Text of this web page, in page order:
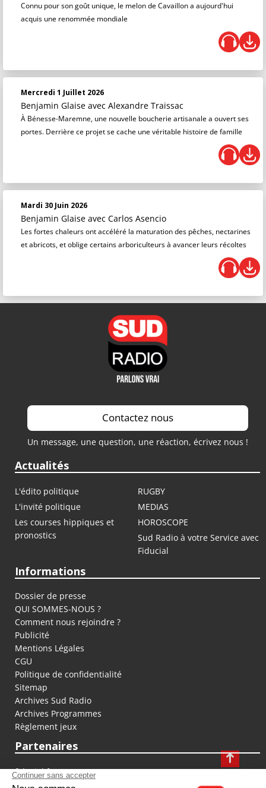
Connu pour son goût unique, le melon de Cavaillon a aujourd'hui
acquis une renommée mondiale
Mercredi 1 Juillet 2026
Benjamin Glaise avec Alexandre Traissac
À Bénesse-Maremne, une nouvelle boucherie artisanale a ouvert ses
portes. Derrière ce projet se cache une véritable histoire de famille
Mardi 30 Juin 2026
Benjamin Glaise avec Carlos Asencio
Les fortes chaleurs ont accéléré la maturation des pêches, nectarines
et abricots, et oblige certains arboriculteurs à avancer leurs récoltes
Contactez nous
Un message, une question, une réaction, écrivez nous !
Actualités
L'édito politique
RUGBY
L'invité politique
MEDIAS
Les courses hippiques et
pronostics
HOROSCOPE
Sud Radio à votre Service avec
Fiducial
Informations
Dossier de presse
QUI SOMMES-NOUS ?
Comment nous rejoindre ?
Publicité
Mentions Légales
CGU
Politique de confidentialité
Sitemap
Archives Sud Radio
Archives Programmes
Règlement jeux
Partenaires
fiducial.fr